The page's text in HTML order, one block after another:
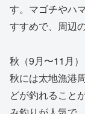
す。マゴチやハ
すすめで、周辺
秋（9月〜11月）
秋には太地漁港
どが釣れること